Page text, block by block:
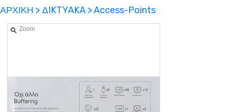
ΚΑΛΑΘΙ-ΑΓΟΡΩΝ
ΑΡΧΙΚΗ > ΔIKTYAKA >Access-Points
Zoom